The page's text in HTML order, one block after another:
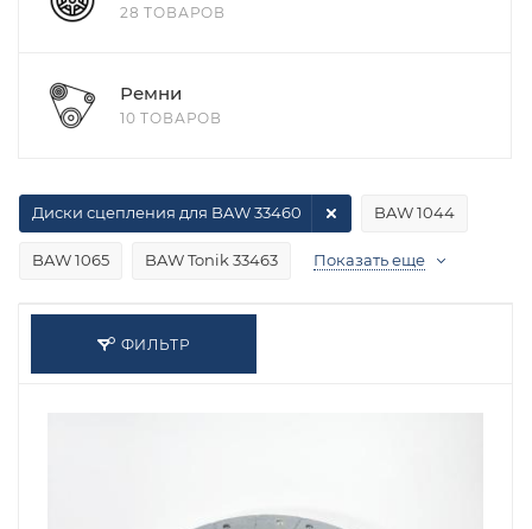
28 ТОВАРОВ
Ремни
10 ТОВАРОВ
BAW 1044
BAW 1065 BAW Tonik 33463
Диски сцепления для BAW 33460
Показать еще
ФИЛЬТР